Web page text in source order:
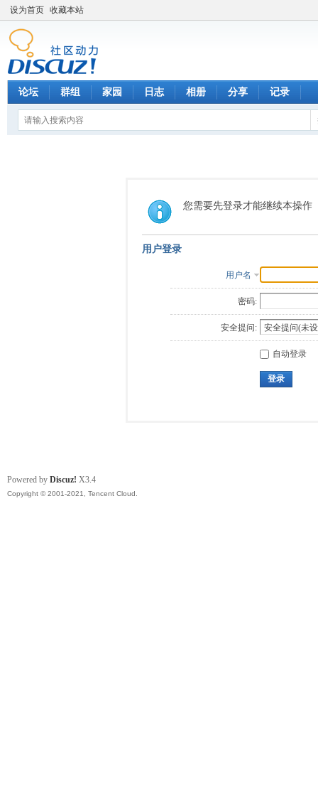
设为首页 收藏本站
论坛 群组 家园 日志 相册 分享 记录
您需要先登录才能继续本操作
用户登录
用户名
密码:
安全提问:
自动登录
登录
Powered by Discuz! X3.4
Copyright © 2001-2021, Tencent Cloud.